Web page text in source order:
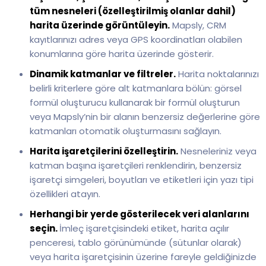
tüm nesneleri (özelleştirilmiş olanlar dahil)
harita üzerinde görüntüleyin.Mapsly, CRM
kayıtlarınızı adres veya GPS koordinatları olabilen
konumlarına göre harita üzerinde gösterir.
Dinamik katmanlar ve filtreler.Harita noktalarınızı
belirli kriterlere göre alt katmanlara bölün: görsel
formül oluşturucu kullanarak bir formül oluşturun
veya Mapsly’nin bir alanın benzersiz değerlerine göre
katmanları otomatik oluşturmasını sağlayın.
Harita işaretçilerini özelleştirin.Nesneleriniz veya
katman başına işaretçileri renklendirin, benzersiz
işaretçi simgeleri, boyutları ve etiketleri için yazı tipi
özellikleri atayın.
Herhangi bir yerde gösterilecek veri alanlarını
seçin.İmleç işaretçisindeki etiket, harita açılır
penceresi, tablo görünümünde (sütunlar olarak)
veya harita işaretçisinin üzerine fareyle geldiğinizde